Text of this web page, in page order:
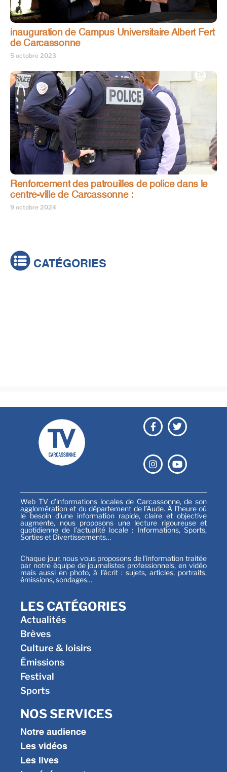
inauguration de Campus Universitaire Albert Fert
de Carcassonne
5 octobre 2023
Renforcement des patrouilles de police dans le
centre-ville de Carcassonne :
9 octobre 2024
CATÉGORIES
Web TV d’informations locales de Carcassonne, de son
agglomération et du département de l’Aude. À l’heure où
le besoin d’une information rapide, claire et objective
augmente, nous proposons une lecture rigoureuse et
quotidienne de l’actualité locale : Informations, Sports,
Sorties et Divertissements…
Chaque jour, nous vous proposons de l’information traitée
par notre équipe de journalistes professionnels, en vidéo
mais aussi en photo, à l’écrit : sujets, articles, portraits,
émissions, sondages…
LES CATÉGORIES
Actualités
Brèves
Culture & loisirs
Émissions
Festival
Sports
NOS SERVICES
Notre audience
Les vidéos
Les lives